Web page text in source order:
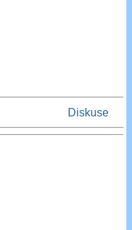
Diskuse